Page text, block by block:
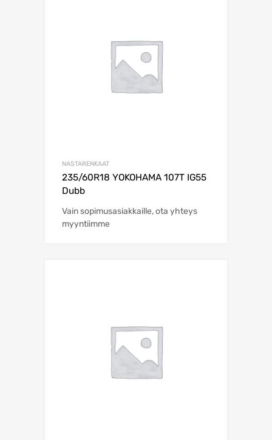
NASTARENKAAT
235/60R18 YOKOHAMA 107T IG55
Dubb
Vain sopimusasiakkaille, ota yhteys
myyntiimme